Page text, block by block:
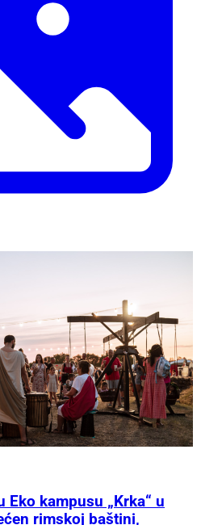
kampusu „Krka“ u
rimskoj baštini,